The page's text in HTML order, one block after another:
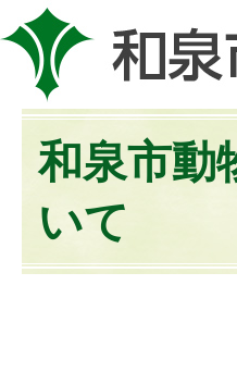
和泉市動
いて